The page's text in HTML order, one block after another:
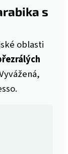
s
oblasti